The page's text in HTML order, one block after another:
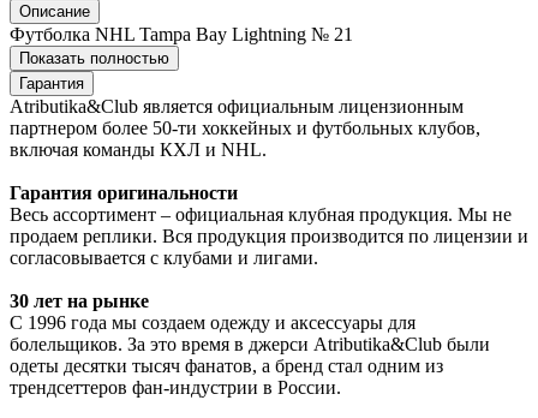
Описание
Футболка NHL Tampa Bay Lightning № 21
Показать полностью
Гарантия
Atributika&Club является официальным лицензионным
партнером более 50-ти хоккейных и футбольных клубов,
включая команды КХЛ и NHL.
Гарантия оригинальности
Весь ассортимент – официальная клубная продукция. Мы не
продаем реплики. Вся продукция производится по лицензии и
согласовывается с клубами и лигами.
30 лет на рынке
С 1996 года мы создаем одежду и аксессуары для
болельщиков. За это время в джерси Atributika&Club были
одеты десятки тысяч фанатов, а бренд стал одним из
трендсеттеров фан-индустрии в России.